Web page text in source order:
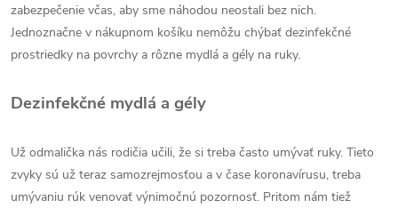
zabezpečenie včas, aby sme náhodou neostali bez nich.
Jednoznačne v nákupnom košíku nemôžu chýbať dezinfekčné
prostriedky na povrchy a rôzne mydlá a gély na ruky.
Dezinfekčné mydlá a gély
Už odmalička nás rodičia učili, že si treba často umývať ruky. Tieto
zvyky sú už teraz samozrejmosťou a v čase koronavírusu, treba
umývaniu rúk venovať výnimočnú pozornosť. Pritom nám tiež